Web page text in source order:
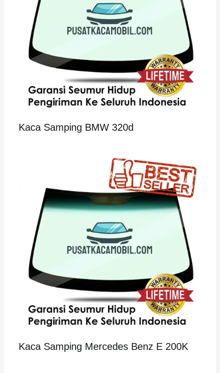
Kaca Samping BMW 320d
Kaca Samping Mercedes Benz E 200K